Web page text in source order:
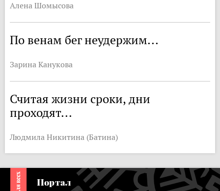
Алена Шомысова
По венам бег неудержим...
Зарина Канукова
Считая жизни сроки, дни
проходят...
Людмила Никитина (Батина)
Портал